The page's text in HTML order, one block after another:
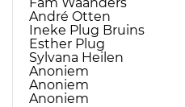
André Otten
Ineke Plug Bruins
Esther Plug
Sylvana Heilen
Anoniem
Anoniem
Anoniem